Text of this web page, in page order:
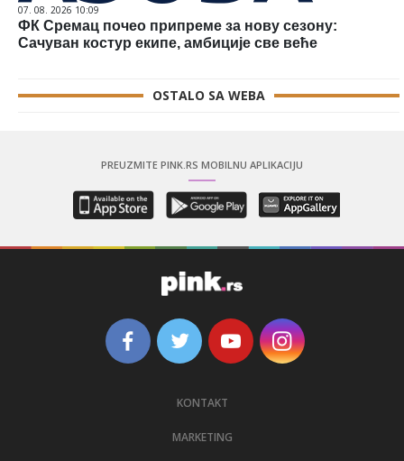
07. 08. 2026 10:09
ФК Сремац почео припреме за нову сезону:
Сачуван костур екипе, амбиције све веће
OSTALO SA WEBA
PREUZMITE PINK.RS MOBILNU APLIKACIJU
KONTAKT
MARKETING